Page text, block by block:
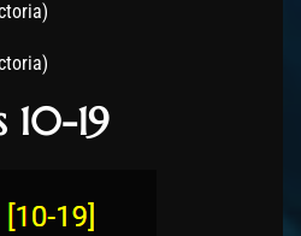
10-19